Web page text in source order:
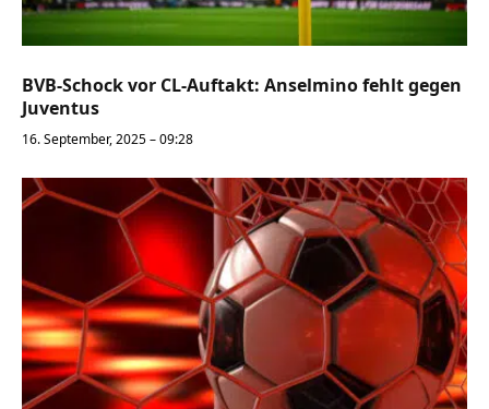
BVB-Schock vor CL-Auftakt: Anselmino fehlt gegen
Juventus
16. September, 2025 – 09:28